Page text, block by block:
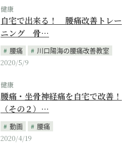
健康
自宅で出来る！ 腰痛改善トレー
ニング 骨…
腰痛
川口陽海の腰痛改善教室
2020/5/9
健康
腰痛・坐骨神経痛を自宅で改善！
（その２）…
動画
腰痛
2020/4/19